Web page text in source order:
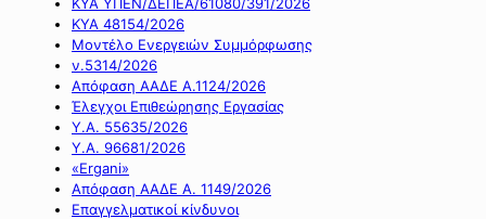
ΚΥΑ 48154/2026
Μοντέλο Ενεργειών Συμμόρφωσης
ν.5314/2026
Απόφαση ΑΑΔΕ Α.1124/2026
Έλεγχοι Επιθεώρησης Εργασίας
Υ.Α. 55635/2026
Υ.Α. 96681/2026
«Ergani»
Απόφαση ΑΑΔΕ Α. 1149/2026
Επαγγελματικοί κίνδυνοι